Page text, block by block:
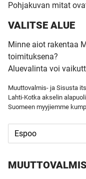
Pohjakuvan mitat
VALITSE ALUE
Minne aiot rakentaa
toimituksena?
Aluevalinta voi
Muuttovalmis- ja Sisusta
Lahti-Kotka akselin
Suomeen myyjiemme
MUUTTO­VALMIS